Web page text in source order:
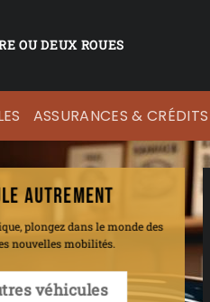
OU DEUX ROUES
ASSURANCES & CRÉDITS
AUTREMENT
plongez dans le monde des
nouvelles mobilités.
véhicules